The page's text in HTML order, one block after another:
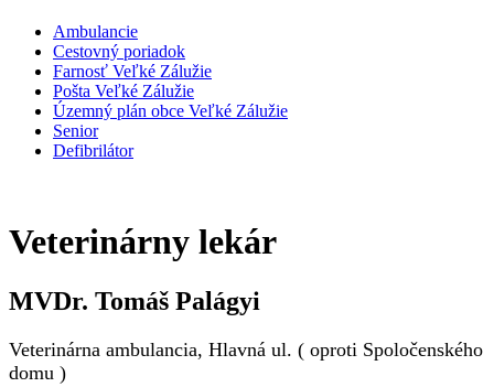
Ambulancie
Cestovný poriadok
Farnosť Veľké Zálužie
Pošta Veľké Zálužie
Územný plán obce Veľké Zálužie
Senior
Defibrilátor
Veterinárny lekár
MVDr. Tomáš Palágyi
Veterinárna ambulancia, Hlavná ul. ( oproti Spoločenského
domu )